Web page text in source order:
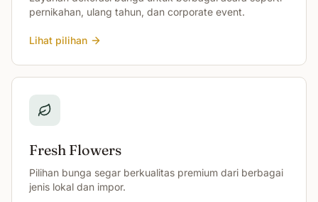
pernikahan, ulang tahun, dan corporate event.
Lihat pilihan
Fresh Flowers
Pilihan bunga segar berkualitas premium dari berbagai
jenis lokal dan impor.